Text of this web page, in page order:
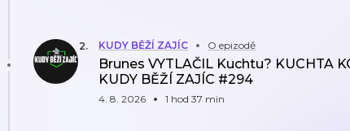
2. KUDY BĚŽÍ ZAJÍC O epizodě
Brunes VYTLAČIL Kuchtu? KUCHTA
KUDY BĚŽÍ ZAJÍC #294
4. 8. 2026 1 hod 37 min